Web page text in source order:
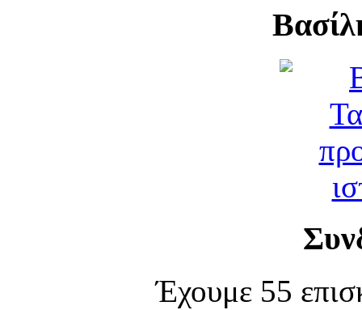
Έχουμε 55